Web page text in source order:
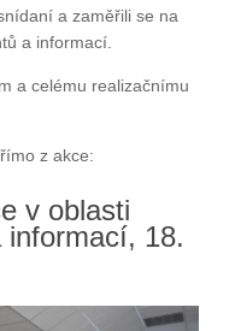
a zaměřili se na
a informací.
a celému realizačnímu
z akce:
v oblasti
informací, 18.